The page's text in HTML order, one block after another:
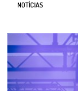
NOTÍCIAS